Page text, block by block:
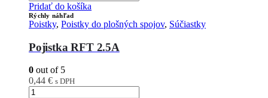
Pridať do košíka
Rýchly náhľad
Poistky, Poistky do plošných spojov, Súčiastky
Pojistka RFT 2.5A
0 out of 5
0,44 € s DPH